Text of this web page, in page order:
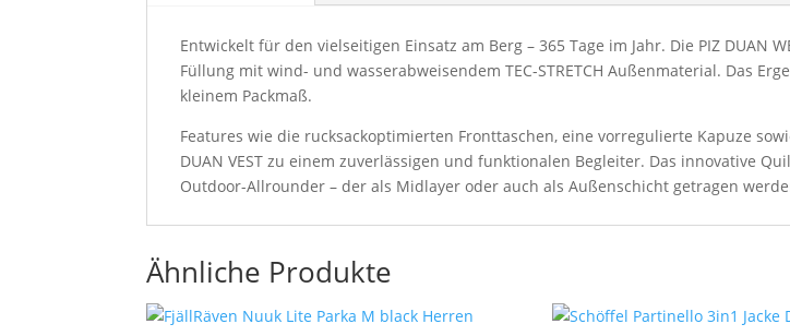
Entwickelt für den vielseitigen Einsatz am Berg – 365 Tage im Jahr. Die PIZ DUAN
Füllung mit wind- und wasserabweisendem TEC-STRETCH Außenmaterial. Das
kleinem Packmaß.
Features wie die rucksackoptimierten Fronttaschen, eine vorregulierte Kapuze
DUAN VEST zu einem zuverlässigen und funktionalen Begleiter. Das innovative
Outdoor-Allrounder – der als Midlayer oder auch als Außenschicht getragen
Ähnliche Produkte